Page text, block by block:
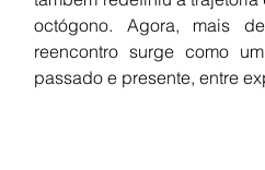
octógono. Agora, mais
reencontro surge como
passado e presente, entre